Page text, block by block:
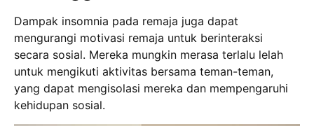
Dampak insomnia pada remaja juga dapat
mengurangi motivasi remaja untuk berinteraksi
secara sosial. Mereka mungkin merasa terlalu lelah
untuk mengikuti aktivitas bersama teman-teman,
yang dapat mengisolasi mereka dan mempengaruhi
kehidupan sosial.